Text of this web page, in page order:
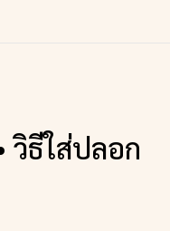
วิธีใส่ปลอก